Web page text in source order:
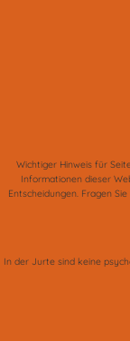
Wichtiger Hinweis für
Informationen dieser
Entscheidungen. Fragen
In der Jurte sind keine